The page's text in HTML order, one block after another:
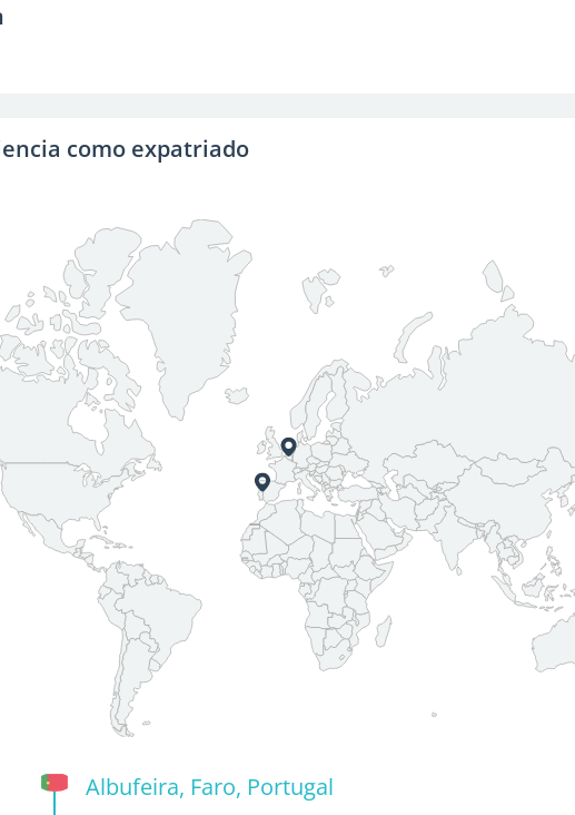
como expatriado
Albufeira, Faro, Portugal